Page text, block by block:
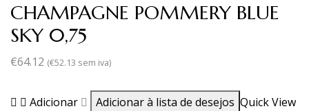
CHAMPAGNE POMMERY BLUE
SKY 0,75
€64.12 (€52.13 sem iva)
Adicionar Adicionar à lista de desejos Quick View